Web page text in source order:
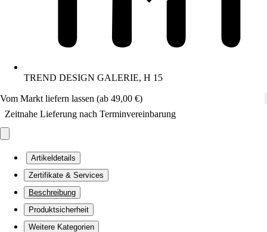
TREND DESIGN GALERIE, H 15
Vom Markt liefern lassen (ab 49,00 €)
Zeitnahe Lieferung nach Terminvereinbarung
Artikeldetails
Zertifikate & Services
Beschreibung
Produktsicherheit
Weitere Kategorien